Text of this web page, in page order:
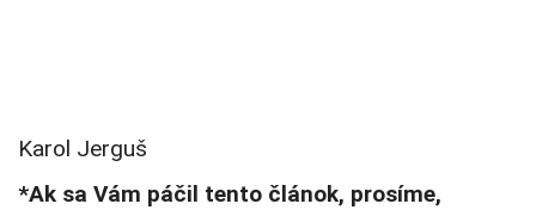
Karol Jerguš
*Ak sa Vám páčil tento článok, prosíme,